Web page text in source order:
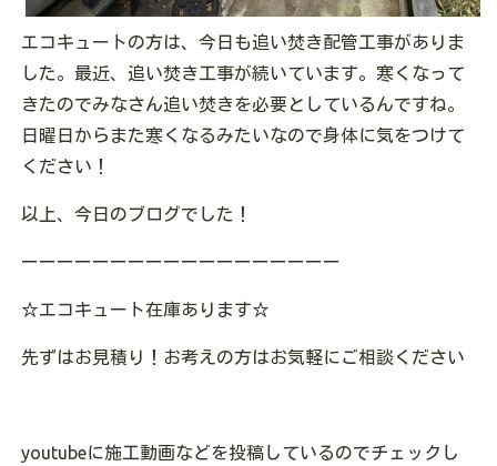
エコキュートの方は、今日も追い焚き配管工事がありま
した。最近、追い焚き工事が続いています。寒くなって
きたのでみなさん追い焚きを必要としているんですね。
日曜日からまた寒くなるみたいなので身体に気をつけて
ください！
以上、今日のブログでした！
ーーーーーーーーーーーーーーーーーー
☆エコキュート在庫あります☆
先ずはお見積り！お考えの方はお気軽にご相談ください
youtubeに施工動画などを投稿しているのでチェックし